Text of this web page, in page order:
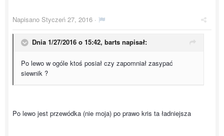
Napisano Styczeń 27, 2016 ·
Dnia 1/27/2016 o 15:42, barts napisał:
Po lewo w ogóle ktoś posiał czy zapomniał zasypać
siewnik ?
Po lewo jest przewódka (nie moja) po prawo kris ta ładniejsza